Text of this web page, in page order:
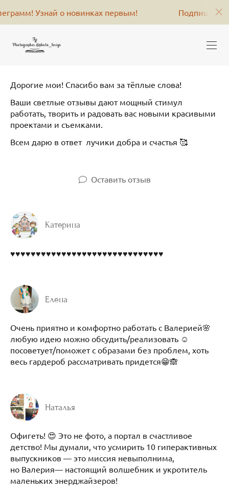
Узнай о новинках первым! Подпишись на
Дорогие мои! Спасибо вам за тёплые слова!
Ваши светлые отзывы дают мощный стимул
работать, творить и радовать вас новыми красивыми
проектами и съемками.
Всем дарю в ответ лучики добра и счастья 🥰
Оставить отзыв
Катерина
♥♥♥♥♥♥♥♥♥♥♥♥♥♥♥♥♥♥♥♥♥♥♥♥♥♥♥♥♥♥
Елена
Очень приятно и комфортно работать с Валерией🌸
любую идею можно обсудить/реализовать ☺️
посоветует/поможет с образами без проблем, хоть
весь гардероб рассматривать придется😁🙈
Наталья
Офигеть! 😍 Это не фото, а портал в счастливое
детство! Мы думали, что усмирить 10 гиперактивных
выпускников — это миссия невыполнима,
но Валерия— настоящий волшебник и укротитель
маленьких энерджайзеров!